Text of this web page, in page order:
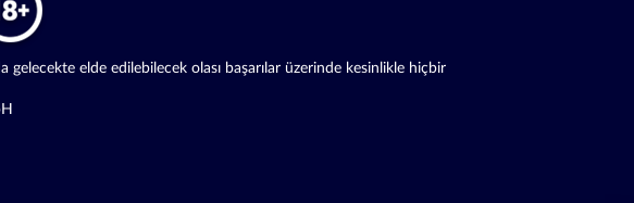
elde edilebilecek olası başarılar üzerinde kesinlikle hiçbir